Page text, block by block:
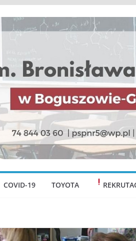
COVID-19 TOYOTA